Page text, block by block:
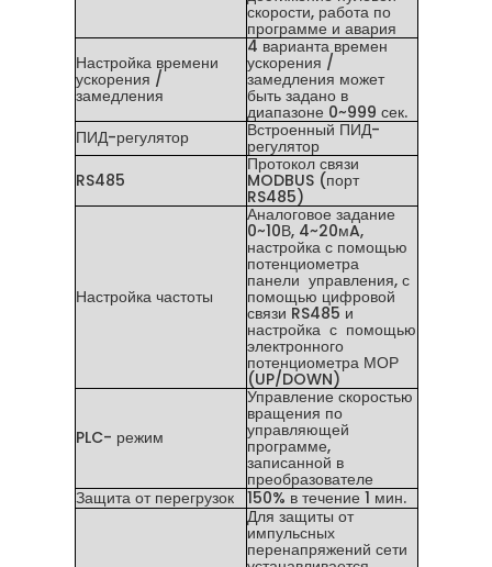
скорости, работа по
программе и авария
Настройка времени
ускорения /
замедления
4 варианта времен
ускорения /
замедления может
быть задано в
диапазоне 0~999 сек.
ПИД-регулятор
Встроенный ПИД-
регулятор
RS485
Протокол связи
MODBUS (порт
RS485)
Настройка частоты
Аналоговое задание
0~10В, 4~20мA,
настройка с помощью
потенциометра
панели управления, с
помощью цифровой
связи RS485 и
настройка с помощью
электронного
потенциометра МОР
(UP/DOWN)
PLC- режим
Управление скоростью
вращения по
управляющей
программе,
записанной в
преобразователе
Защита от перегрузок
150% в течение 1 мин.
Для защиты от
импульсных
перенапряжений сети